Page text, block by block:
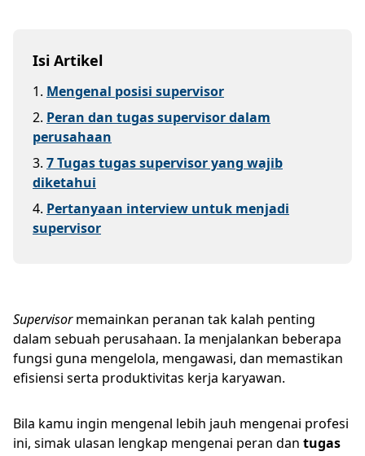
Isi Artikel
1. Mengenal posisi supervisor
2. Peran dan tugas supervisor dalam
perusahaan
3. 7 Tugas tugas supervisor yang wajib
diketahui
4. Pertanyaan interview untuk menjadi
supervisor
Supervisormemainkan peranan tak kalah penting
dalam sebuah perusahaan. Ia menjalankan beberapa
fungsi guna mengelola, mengawasi, dan memastikan
efisiensi serta produktivitas kerja karyawan.
Bila kamu ingin mengenal lebih jauh mengenai profesi
ini, simak ulasan lengkap mengenai peran dan tugas